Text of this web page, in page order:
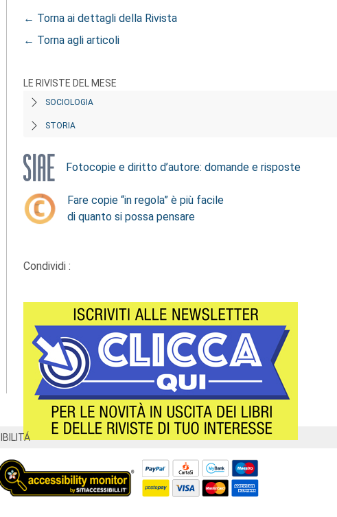
← Torna ai dettagli della Rivista
← Torna agli articoli
LE RIVISTE DEL MESE
SOCIOLOGIA
STORIA
Fotocopie e diritto d’autore: domande e risposte
Fare copie “in regola” è più facile
di quanto si possa pensare
Condividi :